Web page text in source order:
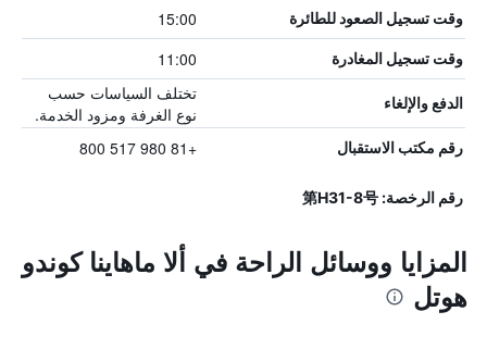
وقت تسجيل الصعود للطائرة 15:00
وقت تسجيل المغادرة 11:00
الدفع والإلغاء
تختلف السياسات حسب
نوع الغرفة ومزود الخدمة.
رقم مكتب الاستقبال +81 980 517 800
رقم الرخصة: 第H31-8号
المزايا ووسائل الراحة في ألا ماهاينا كوندو
هوتل